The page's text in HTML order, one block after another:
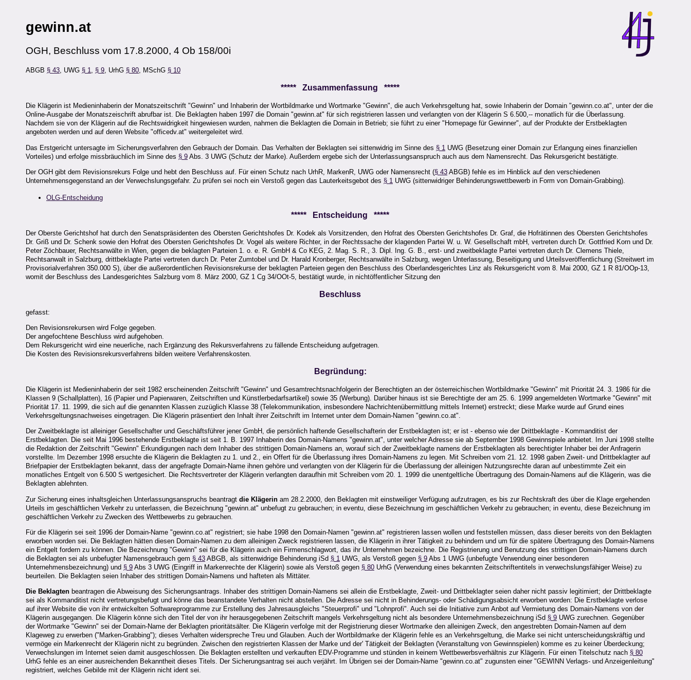
gewinn.at
OGH, Beschluss vom 17.8.2000, 4 Ob 158/00i
ABGB § 43, UWG § 1, § 9, UrhG § 80, MSchG § 10
***** Zusammenfassung *****
Die Klägerin ist Medieninhaberin der Monatszeitschrift "Gewinn" und Inhaberin der Wortbildmarke und Wortmarke "Gewinn", die auch Verkehrsgeltung hat, sowie Inhaberin der Domain "gewinn.co.at", unter der die
Online-Ausgabe der Monatszeischrift abrufbar ist. Die Beklagten haben 1997 die Domain "gewinn.at" für sich registrieren lassen und verlangten von der Klägerin S 6.500,-- monatlich für die Überlassung.
Nachdem sie von der Klägerin auf die Rechtswidrigkeit hingewiesen wurden, nahmen die Beklagten die Domain in Betrieb; sie führt zu einer "Homepage für Gewinner", auf der Produkte der Erstbeklagten
angeboten werden und auf deren Website "officedv.at" weitergeleitet wird.
Das Erstgericht untersagte im Sicherungsverfahren den Gebrauch der Domain. Das Verhalten der Beklagten sei sittenwidrig im Sinne des § 1 UWG (Besetzung einer Domain zur Erlangung eines finanziellen
Vorteiles) und erfolge missbräuchlich im Sinne des § 9 Abs. 3 UWG (Schutz der Marke). Außerdem ergebe sich der Unterlassungsanspruch auch aus dem Namensrecht. Das Rekursgericht bestätigte.
Der OGH gibt dem Revisionsrekurs Folge und hebt den Beschluss auf. Für einen Schutz nach UrhR, MarkenR, UWG oder Namensrecht (§ 43 ABGB) fehle es im Hinblick auf den verschiedenen
Unternehmensgegenstand an der Verwechslungsgefahr. Zu prüfen sei noch ein Verstoß gegen das Lauterkeitsgebot des § 1 UWG (sittenwidriger Behinderungswettbewerb in Form von Domain-Grabbing).
OLG-Entscheidung
***** Entscheidung *****
Der Oberste Gerichtshof hat durch den Senatspräsidenten des Obersten Gerichtshofes Dr. Kodek als Vorsitzenden, den Hofrat des Obersten Gerichtshofes Dr. Graf, die Hofrätinnen des Obersten Gerichtshofes
Dr. Griß und Dr. Schenk sowie den Hofrat des Obersten Gerichtshofes Dr. Vogel als weitere Richter, in der Rechtssache der klagenden Partei W. u. W. Gesellschaft mbH, vertreten durch Dr. Gottfried Korn und Dr.
Peter Zöchbauer, Rechtsanwälte in Wien, gegen die beklagten Parteien 1. o. e. R. GmbH & Co KEG, 2. Mag. S. R., 3. Dipl. Ing. G. B., erst- und zweitbeklagte Partei vertreten durch Dr. Clemens Thiele,
Rechtsanwalt in Salzburg, drittbeklagte Partei vertreten durch Dr. Peter Zumtobel und Dr. Harald Kronberger, Rechtsanwälte in Salzburg, wegen Unterlassung, Beseitigung und Urteilsveröffentlichung (Streitwert im
Provisorialverfahren 350.000 S), über die außerordentlichen Revisionsrekurse der beklagten Parteien gegen den Beschluss des Oberlandesgerichtes Linz als Rekursgericht vom 8. Mai 2000, GZ 1 R 81/OOp-13,
womit der Beschluss des Landesgerichtes Salzburg vom 8. März 2000, GZ 1 Cg 34/OOt-5, bestätigt wurde, in nichtöffentlicher Sitzung den
Beschluss
gefasst:
Den Revisionsrekursen wird Folge gegeben.
Der angefochtene Beschluss wird aufgehoben.
Dem Rekursgericht wird eine neuerliche, nach Ergänzung des Rekursverfahrens zu fällende Entscheidung aufgetragen.
Die Kosten des Revisionsrekursverfahrens bilden weitere Verfahrenskosten.
Begründung:
Die Klägerin ist Medieninhaberin der seit 1982 erscheinenden Zeitschrift "Gewinn" und Gesamtrechtsnachfolgerin der Berechtigten an der österreichischen Wortbildmarke "Gewinn" mit Priorität 24. 3. 1986 für die
Klassen 9 (Schallplatten), 16 (Papier und Papierwaren, Zeitschriften und Künstlerbedarfsartikel) sowie 35 (Werbung). Darüber hinaus ist sie Berechtigte der am 25. 6. 1999 angemeldeten Wortmarke "Gewinn" mit
Priorität 17. 11. 1999, die sich auf die genannten Klassen zuzüglich Klasse 38 (Telekommunikation, insbesondere Nachrichtenübermittlung mittels Internet) erstreckt; diese Marke wurde auf Grund eines
Verkehrsgeltungsnachweises eingetragen. Die Klägerin präsentiert den Inhalt ihrer Zeitschrift im Internet unter dem Domain-Namen "gewinn.co.at".
Der Zweitbeklagte ist alleiniger Gesellschafter und Geschäftsführer jener GmbH, die persönlich haftende Gesellschafterin der Erstbeklagten ist; er ist - ebenso wie der Drittbeklagte - Kommanditist der
Erstbeklagten. Die seit Mai 1996 bestehende Erstbeklagte ist seit 1. B. 1997 Inhaberin des Domain-Namens "gewinn.at", unter welcher Adresse sie ab September 1998 Gewinnspiele anbietet. Im Juni 1998 stellte
die Redaktion der Zeitschrift "Gewinn" Erkundigungen nach dem Inhaber des strittigen Domain-Namens an, worauf sich der Zweitbeklagte namens der Erstbeklagten als berechtigter Inhaber bei der Anfragerin
vorstellte. Im Dezember 1998 ersuchte die Klägerin die Beklagten zu 1. und 2., ein Offert für die Überlassung ihres Domain‑Namens zu legen. Mit Schreiben vom 21. 12. 1998 gaben Zweit- und Drittbeklagter auf
Briefpapier der Erstbeklagten bekannt, dass der angefragte Domain-Name ihnen gehöre und verlangten von der Klägerin für die Überlassung der alleinigen Nutzungsrechte daran auf unbestimmte Zeit ein
monatliches Entgelt von 6.500 S wertgesichert. Die Rechtsvertreter der Klägerin verlangten daraufhin mit Schreiben vom 20. 1. 1999 die unentgeltliche Übertragung des Domain-Namens auf die Klägerin, was die
Beklagten ablehnten.
Zur Sicherung eines inhaltsgleichen Unterlassungsanspruchs beantragt die Klägerin am 28.2.2000, den Beklagten mit einstweiliger Verfügung aufzutragen, es bis zur Rechtskraft des über die Klage ergehenden
Urteils im geschäftlichen Verkehr zu unterlassen, die Bezeichnung "gewinn.at" unbefugt zu gebrauchen; in eventu, diese Bezeichnung im geschäftlichen Verkehr zu gebrauchen; in eventu, diese Bezeichnung im
geschäftlichen Verkehr zu Zwecken des Wettbewerbs zu gebrauchen.
Für die Klägerin sei seit 1996 der Domain-Name "gewinn.co.at" registriert; sie habe 1998 den Domain-Namen "gewinn.at" registrieren lassen wollen und feststellen müssen, dass dieser bereits von den Beklagten
erworben worden sei. Die Beklagten hätten diesen Domain-Namen zu dem alleinigen Zweck registrieren lassen, die Klägerin in ihrer Tätigkeit zu behindern und um für die spätere Übertragung des Domain-Namens
ein Entgelt fordern zu können. Die Bezeichnung "Gewinn" sei für die Klägerin auch ein Firmenschlagwort, das ihr Unternehmen bezeichne. Die Registrierung und Benutzung des strittigen Domain-Namens durch
die Beklagten sei als unbefugter Namensgebrauch gem § 43 ABGB, als sittenwidrige Behinderung iSd § 1 UWG, als Verstoß gegen § 9 Abs 1 UWG (unbefugte Verwendung einer besonderen
Unternehmensbezeichnung) und § 9 Abs 3 UWG (Eingriff in Markenrechte der Klägerin) sowie als Verstoß gegen § 80 UrhG (Verwendung eines bekannten Zeitschriftentitels in verwechslungsfähiger Weise) zu
beurteilen. Die Beklagten seien Inhaber des strittigen Domain-Namens und hafteten als Mittäter.
Die Beklagten beantragen die Abweisung des Sicherungsantrags. Inhaber des strittigen Domain‑Namens sei allein die Erstbeklagte, Zweit- und Drittbeklagter seien daher nicht passiv legitimiert; der Drittbeklagte
sei als Kommanditist nicht vertretungsbefugt und könne das beanstandete Verhalten nicht abstellen. Die Adresse sei nicht in Behinderungs- oder Schädigungsabsicht erworben worden: Die Erstbeklagte verlose
auf ihrer Website die von ihr entwickelten Softwareprogramme zur Erstellung des Jahresausgleichs "Steuerprofi" und "Lohnprofi". Auch sei die Initiative zum Anbot auf Vermietung des Domain‑Namens von der
Klägerin ausgegangen. Die Klägerin könne sich den Titel der von ihr herausgegebenen Zeitschrift mangels Verkehrsgeltung nicht als besondere Unternehmensbezeichnung iSd § 9 UWG zurechnen. Gegenüber
der Wortmarke "Gewinn" sei der Domain-Name der Beklagten prioritätsälter. Die Klägerin verfolge mit der Registrierung dieser Wortmarke den alleinigen Zweck, den angestrebten Domain‑Namen auf dem
Klageweg zu erwerben ("Marken-Grabbing"); dieses Verhalten widerspreche Treu und Glauben. Auch der Wortbildmarke der Klägerin fehle es an Verkehrsgeltung, die Marke sei nicht unterscheidungskräftig und
vermöge ein Markenrecht der Klägerin nicht zu begründen. Zwischen den registrierten Klassen der Marke und der' Tätigkeit der Beklagten (Veranstaltung von Gewinnspielen) komme es zu keiner Überdeckung;
Verwechslungen im Internet seien damit ausgeschlossen. Die Beklagten erstellten und verkauften EDV-Programme und stünden in keinem Wettbewerbsverhältnis zur Klägerin. Für einen Titelschutz nach § 80
UrhG fehle es an einer ausreichenden Bekanntheit dieses Titels. Der Sicherungsantrag sei auch verjährt. Im Übrigen sei der Domain-Name "gewinn.co.at" zugunsten einer "GEWINN Verlags- und Anzeigenleitung"
registriert, welches Gebilde mit der Klägerin nicht ident sei.